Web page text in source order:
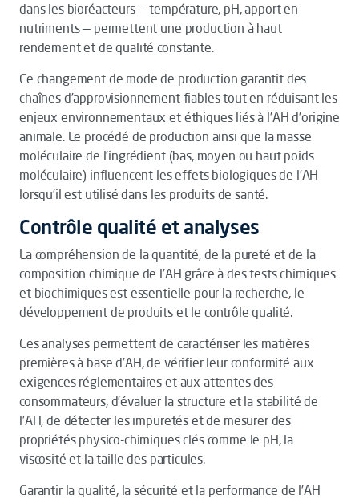
dans les bioréacteurs — température, pH, apport en
nutriments — permettent une production à haut
rendement et de qualité constante.
Ce changement de mode de production garantit des
chaînes d’approvisionnement fiables tout en réduisant les
enjeux environnementaux et éthiques liés à l’AH d’origine
animale. Le procédé de production ainsi que la masse
moléculaire de l’ingrédient (bas, moyen ou haut poids
moléculaire) influencent les effets biologiques de l’AH
lorsqu’il est utilisé dans les produits de santé.
Contrôle qualité et analyses
La compréhension de la quantité, de la pureté et de la
composition chimique de l’AH grâce à des tests chimiques
et biochimiques est essentielle pour la recherche, le
développement de produits et le contrôle qualité.
Ces analyses permettent de caractériser les matières
premières à base d’AH, de vérifier leur conformité aux
exigences réglementaires et aux attentes des
consommateurs, d’évaluer la structure et la stabilité de
l’AH, de détecter les impuretés et de mesurer des
propriétés physico-chimiques clés comme le pH, la
viscosité et la taille des particules.
Garantir la qualité, la sécurité et la performance de l’AH